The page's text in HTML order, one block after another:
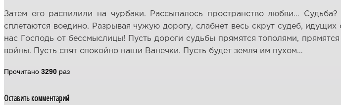
Затем его распилили на чурбаки. Рассыпалось пространство любви…
сплетаются воедино. Разрывая чужую дорогу, слабнет весь скрут судеб,
нас Господь от бессмыслицы! Пусть дороги судьбы прямятся тополями,
войны. Пусть спят спокойно наши Ванечки. Пусть будет земля им пухом…
Прочитано 3290 раз
Оставить комментарий